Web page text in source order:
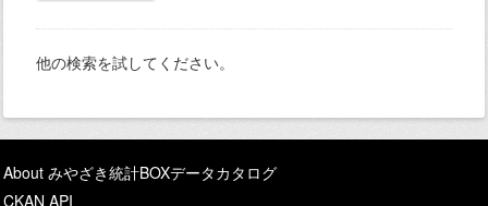
他の検索を試してください。
About みやざき統計BOXデータカタログ
CKAN API